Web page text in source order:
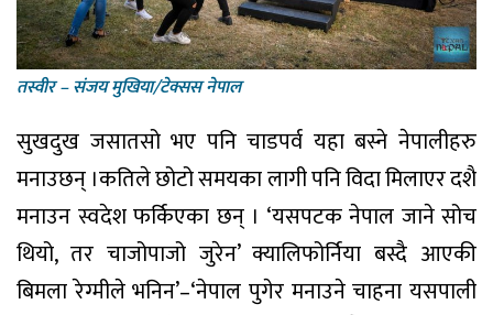
तस्वीर – संजय मुखिया/टेक्सस नेपाल
सुखदुख जसातसो भए पनि चाडपर्व यहा बस्ने नेपालीहरु
मनाउछन् ।कतिले छोटो समयका लागी पनि विदा मिलाएर दशै
मनाउन स्वदेश फर्किएका छन् । ‘यसपटक नेपाल जाने सोच
थियो, तर चाजोपाजो जुरेन’ क्यालिफोर्निया बस्दै आएकी
बिमला रेग्मीले भनिन’–‘नेपाल पुगेर मनाउने चाहना यसपाली